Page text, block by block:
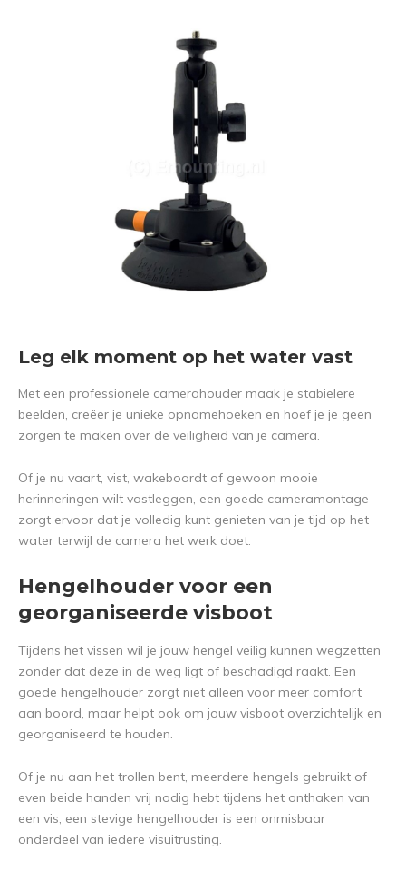
Leg elk moment op het water vast
Met een professionele camerahouder maak je stabielere
beelden, creëer je unieke opnamehoeken en hoef je je geen
zorgen te maken over de veiligheid van je camera.
Of je nu vaart, vist, wakeboardt of gewoon mooie
herinneringen wilt vastleggen, een goede cameramontage
zorgt ervoor dat je volledig kunt genieten van je tijd op het
water terwijl de camera het werk doet.
Hengelhouder voor een
georganiseerde visboot
Tijdens het vissen wil je jouw hengel veilig kunnen wegzetten
zonder dat deze in de weg ligt of beschadigd raakt. Een
goede hengelhouder zorgt niet alleen voor meer comfort
aan boord, maar helpt ook om jouw visboot overzichtelijk en
georganiseerd te houden.
Of je nu aan het trollen bent, meerdere hengels gebruikt of
even beide handen vrij nodig hebt tijdens het onthaken van
een vis, een stevige hengelhouder is een onmisbaar
onderdeel van iedere visuitrusting.